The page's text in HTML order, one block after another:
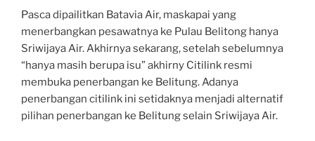
Pasca dipailitkan Batavia Air, maskapai yang
menerbangkan pesawatnya ke Pulau Belitong hanya
Sriwijaya Air. Akhirnya sekarang, setelah sebelumnya
“hanya masih berupa isu” akhirny Citilink resmi
membuka penerbangan ke Belitung. Adanya
penerbangan citilink ini setidaknya menjadi alternatif
pilihan penerbangan ke Belitung selain Sriwijaya Air.